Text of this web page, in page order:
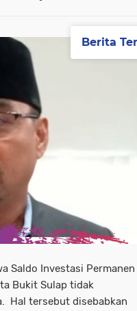
Saldo Investasi Permanen
Bukit Sulap tidak
Hal tersebut disebabkan
Berita